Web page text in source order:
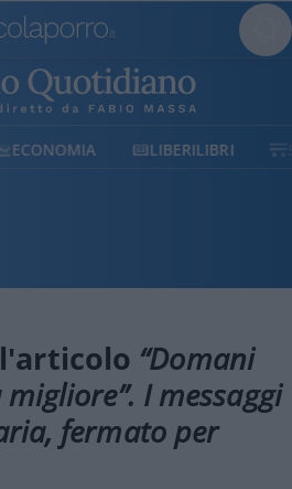
ECONOMIA LIBERILIBRI
“Domani
I messaggi
fermato per